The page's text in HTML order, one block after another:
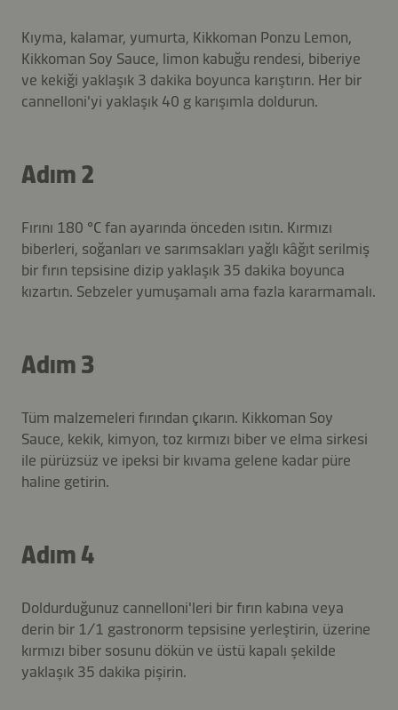
Kıyma, kalamar, yumurta, Kikkoman Ponzu Lemon,
Kikkoman Soy Sauce, limon kabuğu rendesi, biberiye
ve kekiği yaklaşık 3 dakika boyunca karıştırın. Her bir
cannelloni'yi yaklaşık 40 g karışımla doldurun.
Adım 2
Fırını 180 °C fan ayarında önceden ısıtın. Kırmızı
biberleri, soğanları ve sarımsakları yağlı kâğıt serilmiş
bir fırın tepsisine dizip yaklaşık 35 dakika boyunca
kızartın. Sebzeler yumuşamalı ama fazla kararmamalı.
Adım 3
Tüm malzemeleri fırından çıkarın. Kikkoman Soy
Sauce, kekik, kimyon, toz kırmızı biber ve elma sirkesi
ile pürüzsüz ve ipeksi bir kıvama gelene kadar püre
haline getirin.
Adım 4
Doldurduğunuz cannelloni'leri bir fırın kabına veya
derin bir 1/1 gastronorm tepsisine yerleştirin, üzerine
kırmızı biber sosunu dökün ve üstü kapalı şekilde
yaklaşık 35 dakika pişirin.